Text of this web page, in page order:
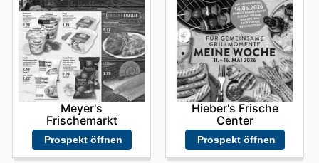
Meyer's
Frischemarkt
Prospekt öffnen
Hieber's Frische
Center
Prospekt öffnen